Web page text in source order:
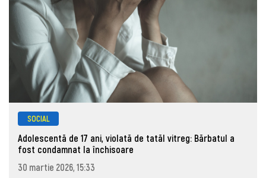
SOCIAL
Adolescentă de 17 ani, violată de tatăl vitreg: Bărbatul a
fost condamnat la închisoare
30 martie 2026, 15:33